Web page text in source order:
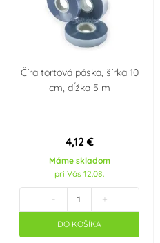
Číra tortová páska, šírka 10
cm, dĺžka 5 m
4,12 €
Máme skladom
pri Vás 12.08.
- +
DO KOŠÍKA